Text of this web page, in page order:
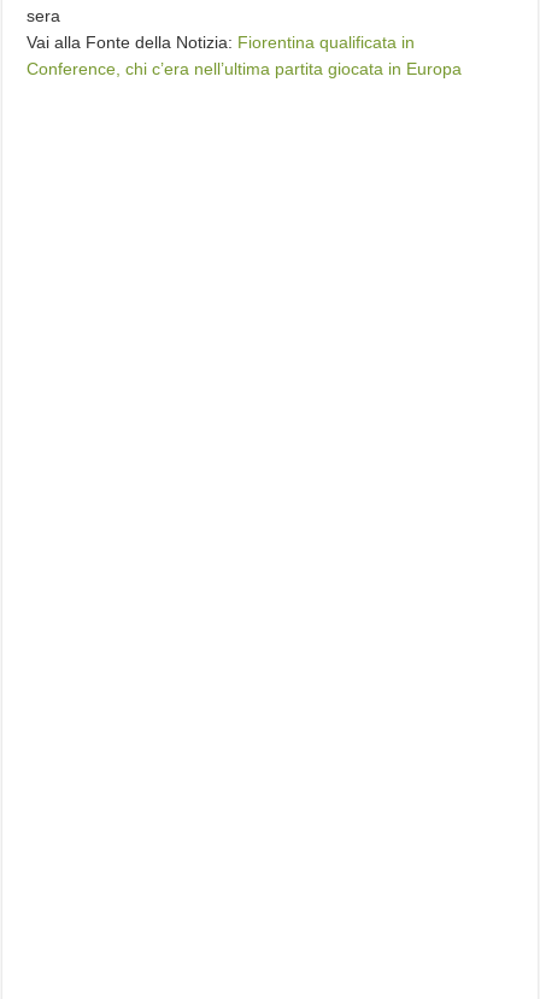
sera
Vai alla Fonte della Notizia: Fiorentina qualificata in
Conference, chi c’era nell’ultima partita giocata in Europa